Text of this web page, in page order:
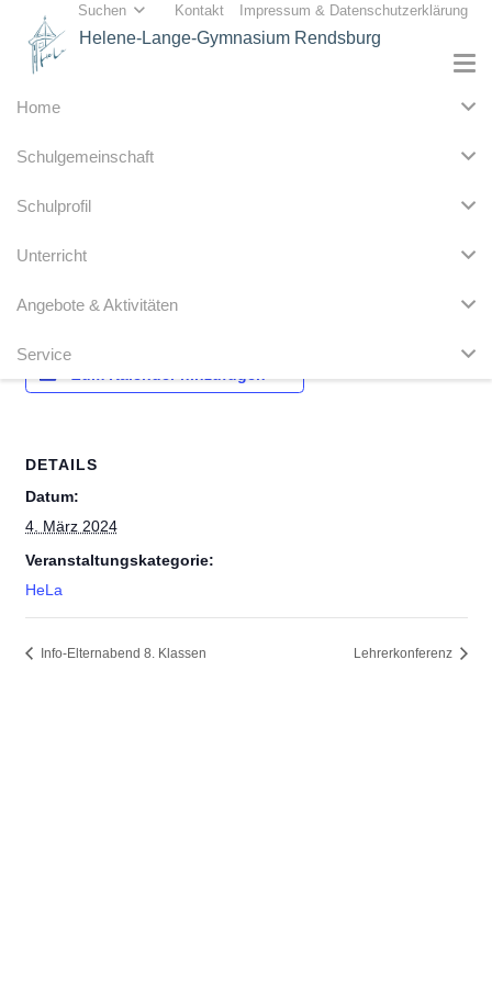
Suchen Kontakt Impressum & Datenschutzerklärung
Helene-Lange-Gymnasium Rendsburg
Home
Schulgemeinschaft
Schulprofil
Unterricht
Angebote & Aktivitäten
Service
VERA Mathematik 8. Klassen
DETAILS
Datum:
4. März 2024
Veranstaltungskategorie:
HeLa
Info-Elternabend 8. Klassen Lehrerkonferenz